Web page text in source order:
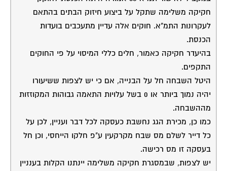
חקיקה משלימה שתקל על ביצוע חיזוק הבתים בהתאם
לעקרונות התמ"א. חוקים אלה עדיין מתעכבים בועדות
הכנסת.
בהיעדר חקיקה כאמור, חלים כללי המיסוי על פי החוקים
התקפים.
היטל השבחה חל על הבנייה, אם כי יש לצפות ששיעורו
יהיה נמוך ביותר או 0 בשל עלויות התאמה גבוהות המקוזזות
מההשבחה.
כמו כן, מכירת הגג נחשבת כעסקה לכל דבר ועניין, לכן על
כל דייר לשלם מס שבח מקרקעין ע"פ חלקו הייחסי, וכן חל
בעסקה זו מס רכישה.
יש לצפות, שבמסגרת חקיקה משלימה יינתנו הקלות בענניין